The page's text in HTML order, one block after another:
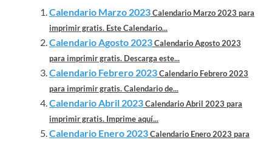
Calendario Marzo 2023Calendario Marzo 2023 para
imprimir gratis. Este Calendario...
Calendario Agosto 2023Calendario Agosto 2023
para imprimir gratis. Descarga este...
Calendario Febrero 2023Calendario Febrero 2023
para imprimir gratis. Calendario de...
Calendario Abril 2023Calendario Abril 2023 para
imprimir gratis. Imprime aquí...
Calendario Enero 2023Calendario Enero 2023 para